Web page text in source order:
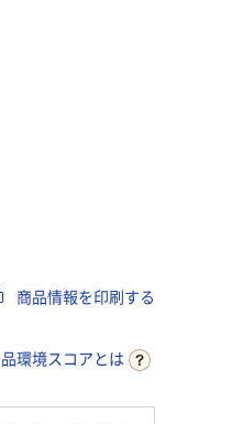
商品情報を印刷する
環境スコアとは